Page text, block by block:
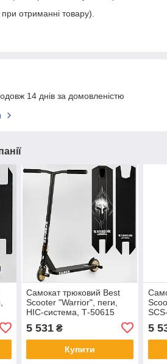
отриманні товару).
14 днів за домовленістю
Самокат трюковий Best
Scooter "Warrior", пеги,
HIC-система, Т-50615
5 531₴
Купити
5